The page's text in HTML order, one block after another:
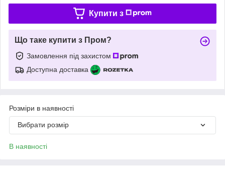
Купити з
Що таке купити з Пром?
Замовлення під захистом
Доступна доставка
Розміри в наявності
Вибрати розмір
В наявності